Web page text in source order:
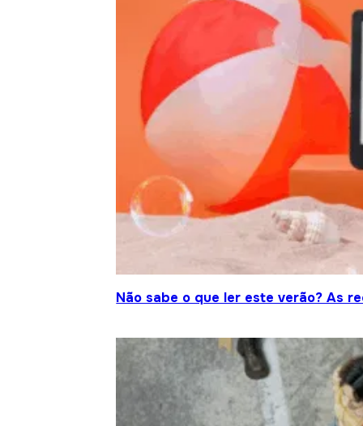
Não sabe o que ler este verão? As